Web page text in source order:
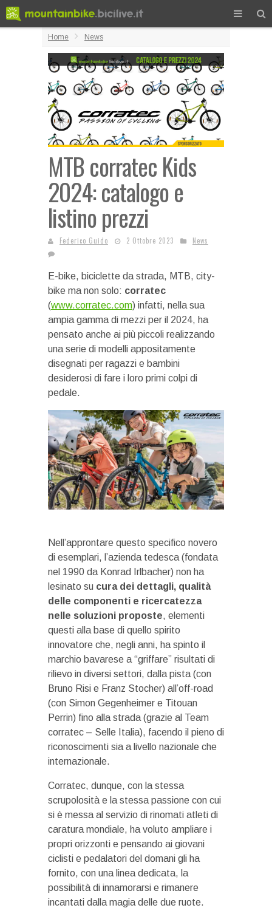
Home News
MTB corratec Kids
2024: catalogo e
listino prezzi
Federico Guido 2 Ottobre 2023 News
E-bike, biciclette da strada, MTB, city-
bike ma non solo: corratec
(www.corratec.com) infatti, nella sua
ampia gamma di mezzi per il 2024, ha
pensato anche ai più piccoli realizzando
una serie di modelli appositamente
disegnati per ragazzi e bambini
desiderosi di fare i loro primi colpi di
pedale.
Nell’approntare questo specifico novero
di esemplari, l’azienda tedesca (fondata
nel 1990 da Konrad Irlbacher) non ha
lesinato su cura dei dettagli, qualità
delle componenti e ricercatezza
nelle soluzioni proposte, elementi
questi alla base di quello spirito
innovatore che, negli anni, ha spinto il
marchio bavarese a “griffare” risultati di
rilievo in diversi settori, dalla pista (con
Bruno Risi e Franz Stocher) all’off-road
(con Simon Gegenheimer e Titouan
Perrin) fino alla strada (grazie al Team
corratec – Selle Italia), facendo il pieno di
riconoscimenti sia a livello nazionale che
internazionale.
Corratec, dunque, con la stessa
scrupolosità e la stessa passione con cui
si è messa al servizio di rinomati atleti di
caratura mondiale, ha voluto ampliare i
propri orizzonti e pensando ai giovani
ciclisti e pedalatori del domani gli ha
fornito, con una linea dedicata, la
possibilità di innamorarsi e rimanere
incantati dalla magia delle due ruote.